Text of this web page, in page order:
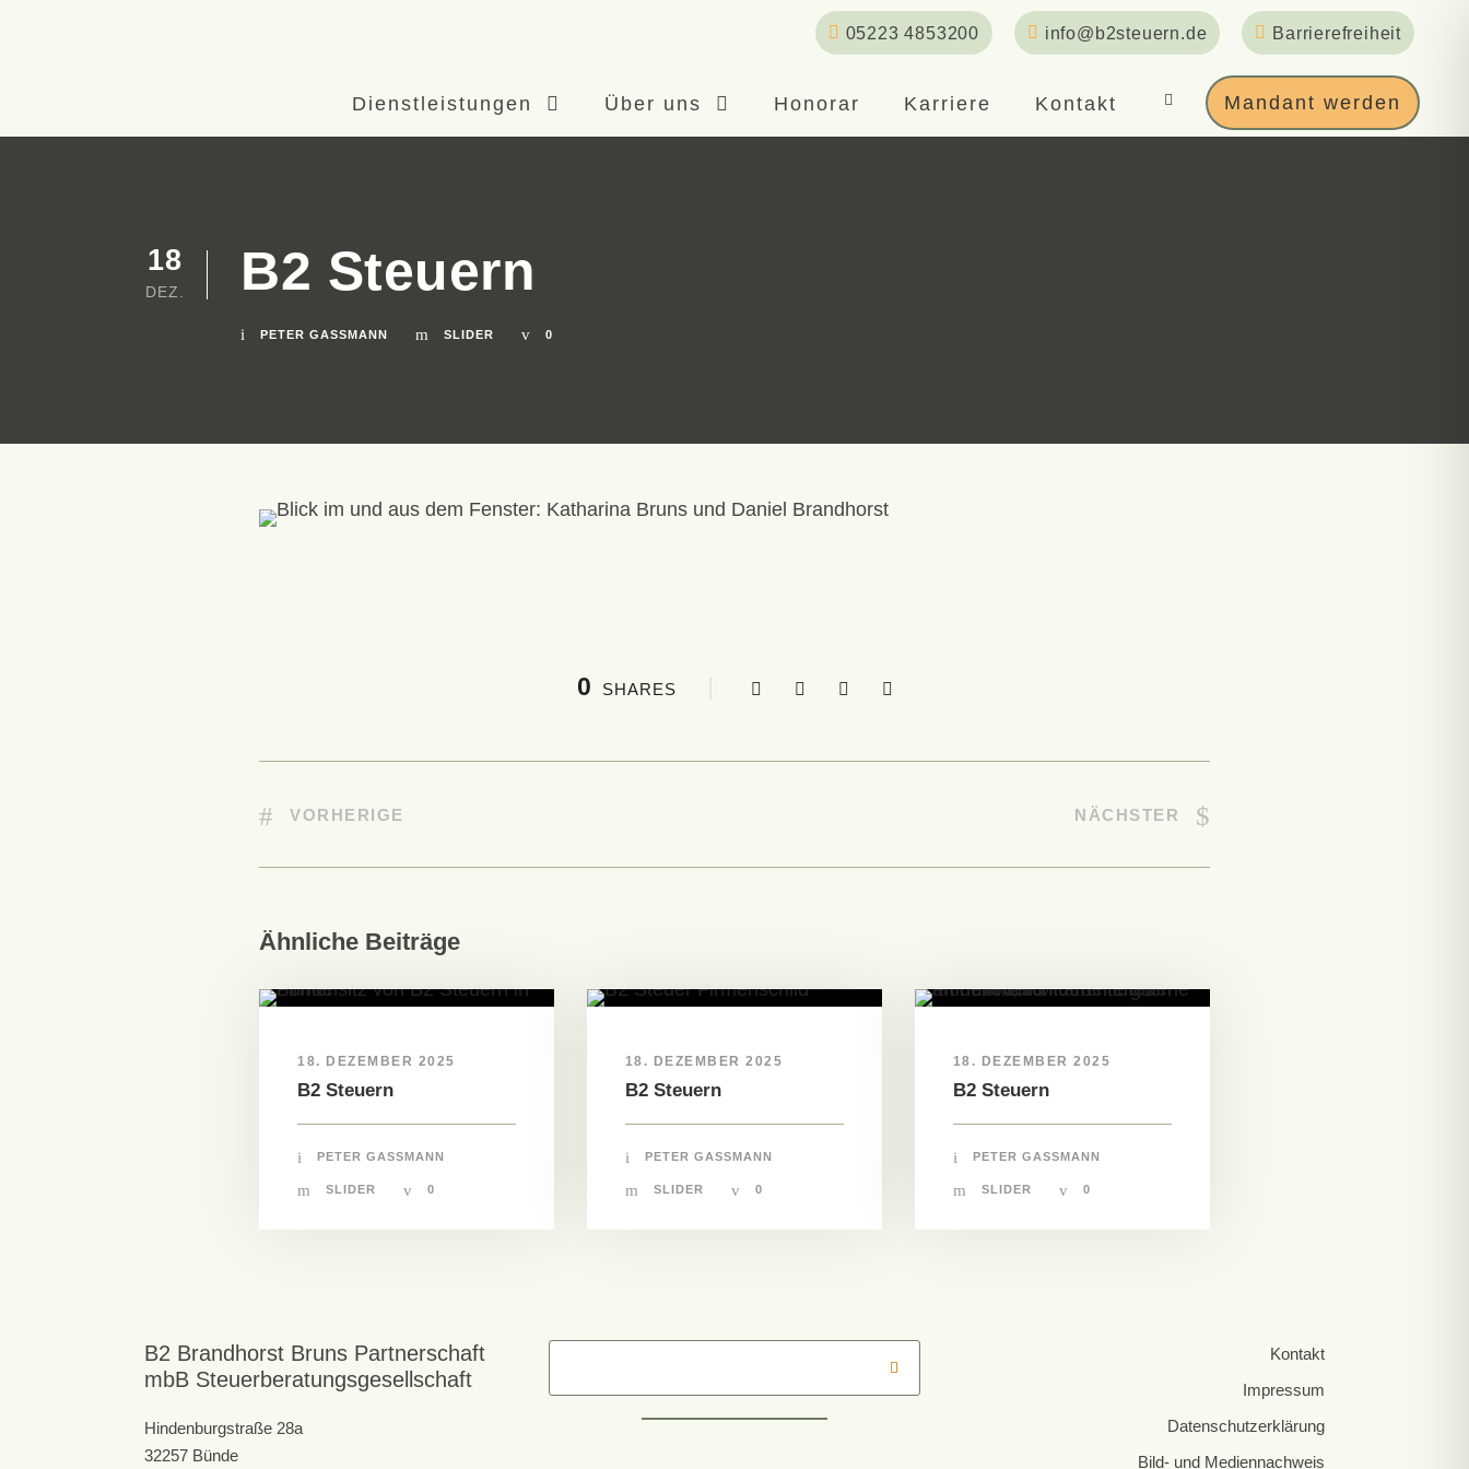
05223 4853200 info@b2steuern.de Barrierefreiheit
Dienstleistungen Über uns Honorar Karriere Kontakt Mandant werden
18
DEZ. B2 Steuern
PETER GASSMANN SLIDER 0
0 SHARES
VORHERIGE NÄCHSTER
Ähnliche Beiträge
18. DEZEMBER 2025
B2 Steuern
PETER GASSMANN
SLIDER 0
18. DEZEMBER 2025
B2 Steuern
PETER GASSMANN
SLIDER 0
18. DEZEMBER 2025
B2 Steuern
PETER GASSMANN
SLIDER 0
B2 Brandhorst Bruns Partnerschaft
mbB Steuerberatungsgesellschaft
Hindenburgstraße 28a
32257 Bünde
Kontakt
Impressum
Datenschutzerklärung
Bild- und Mediennachweis